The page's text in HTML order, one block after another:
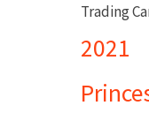
Trading
2021